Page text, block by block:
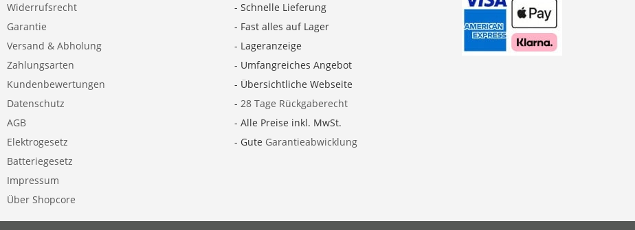
Widerrufsrecht
Garantie
Versand & Abholung
Zahlungsarten
Kundenbewertungen
Datenschutz
AGB
Elektrogesetz
Batteriegesetz
Impressum
Über Shopcore
- Schnelle Lieferung
- Fast alles auf Lager
- Lageranzeige
- Umfangreiches Angebot
- Übersichtliche Webseite
- 28 Tage Rückgaberecht
- Alle Preise inkl. MwSt.
- Gute Garantieabwicklung